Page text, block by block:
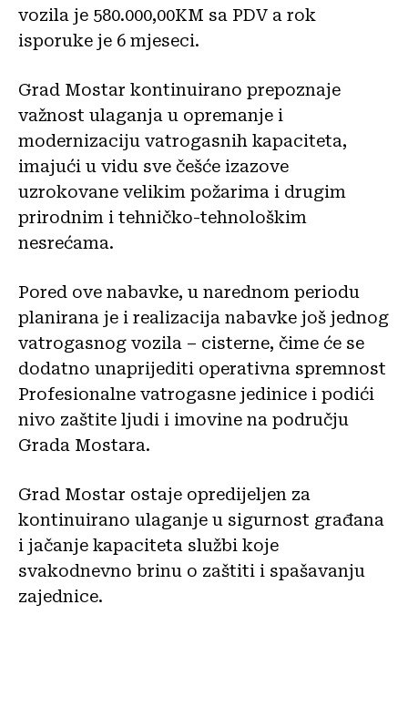
vozila je 580.000,00KM sa PDV a rok
isporuke je 6 mjeseci.
Grad Mostar kontinuirano prepoznaje
važnost ulaganja u opremanje i
modernizaciju vatrogasnih kapaciteta,
imajući u vidu sve češće izazove
uzrokovane velikim požarima i drugim
prirodnim i tehničko-tehnološkim
nesrećama.
Pored ove nabavke, u narednom periodu
planirana je i realizacija nabavke još jednog
vatrogasnog vozila – cisterne, čime će se
dodatno unaprijediti operativna spremnost
Profesionalne vatrogasne jedinice i podići
nivo zaštite ljudi i imovine na području
Grada Mostara.
Grad Mostar ostaje opredijeljen za
kontinuirano ulaganje u sigurnost građana
i jačanje kapaciteta službi koje
svakodnevno brinu o zaštiti i spašavanju
zajednice.